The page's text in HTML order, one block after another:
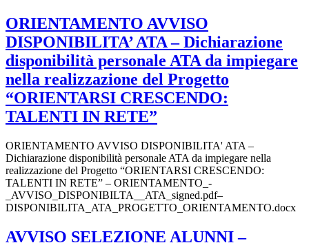
ORIENTAMENTO AVVISO
DISPONIBILITA’ ATA – Dichiarazione
disponibilità personale ATA da impiegare
nella realizzazione del Progetto
“ORIENTARSI CRESCENDO:
TALENTI IN RETE”
ORIENTAMENTO AVVISO DISPONIBILITA' ATA –
Dichiarazione disponibilità personale ATA da impiegare nella
realizzazione del Progetto “ORIENTARSI CRESCENDO:
TALENTI IN RETE” – ORIENTAMENTO_-
_AVVISO_DISPONIBILTA__ATA_signed.pdf–
DISPONIBILITA_ATA_PROGETTO_ORIENTAMENTO.docx
AVVISO SELEZIONE ALUNNI –